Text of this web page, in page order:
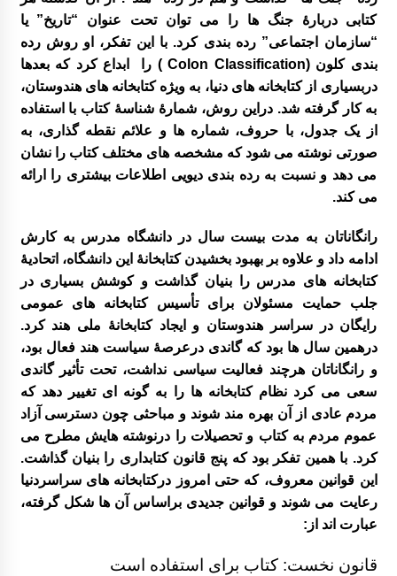
کتابی دربارۀ جنگ ها را می توان تحت عنوان “تاریخ” یا
“سازمان اجتماعی” رده بندی کرد. با این تفکر، او روش رده
بندی کلون (Colon Classification ) را ابداع کرد که بعدها
دربسیاری از کتابخانه های دنیا، به ویژه کتابخانه های هندوستان،
به کار گرفته شد. دراین روش، شمارۀ شناسۀ کتاب با استفاده
از یک جدول، با حروف، شماره ها و علائم نقطه گذاری، به
صورتی نوشته می شود که مشخصه های مختلف کتاب را نشان
می دهد و نسبت به رده بندی دیویی اطلاعات بیشتری را ارائه
می کند.
رانگاناتان به مدت بیست سال در دانشگاه مدرس به کارش
ادامه داد و علاوه بر بهبود بخشیدن کتابخانۀ این دانشگاه، اتحادیۀ
کتابخانه های مدرس را بنیان گذاشت و کوشش بسیاری در
جلب حمایت مسئولان برای تأسیس کتابخانه های عمومی
رایگان در سراسر هندوستان و ایجاد کتابخانۀ ملی هند کرد.
درهمین سال ها بود که گاندی درعرصۀ سیاست هند فعال بود،
و رانگاناتان هرچند فعالیت سیاسی نداشت، تحت تأثیر گاندی
سعی می کرد نظام کتابخانه ها را به گونه ای تغییر دهد که
مردم عادی از آن بهره مند شوند و مباحثی چون دسترسی آزاد
عموم مردم به کتاب و تحصیلات را درنوشته هایش مطرح می
کرد. با همین تفکر بود که پنج قانون کتابداری را بنیان گذاشت.
این قوانین معروف، که حتی امروز درکتابخانه های سراسردنیا
رعایت می شوند و قوانین جدیدی براساس آن ها شکل گرفته،
عبارت اند از:
قانون نخست: کتاب برای استفاده است